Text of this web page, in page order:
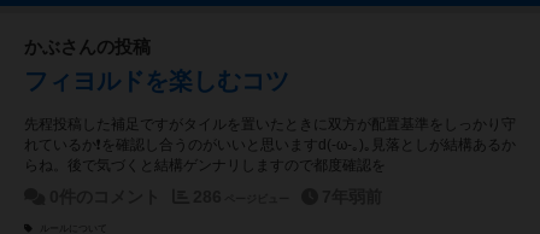
かぶさんの投稿
フィヨルドを楽しむコツ
先程投稿した補足ですがタイルを置いたときに双方が配置基準をしっかり守
れているか❗を確認し合うのがいいと思いますd(-ω-｡)｡見落としが結構あるか
らね。後で気づくと結構ゲンナリしますので都度確認を